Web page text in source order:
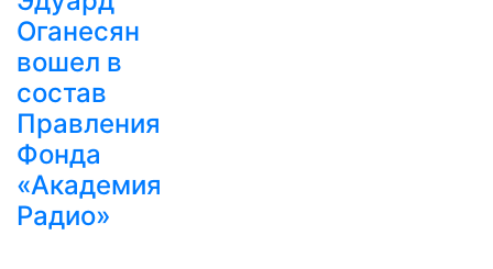
Оганесян
вошел в
состав
Правления
Фонда
«Академия
Радио»